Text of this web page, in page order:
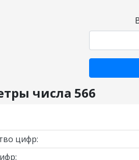
числа 566
цифр: